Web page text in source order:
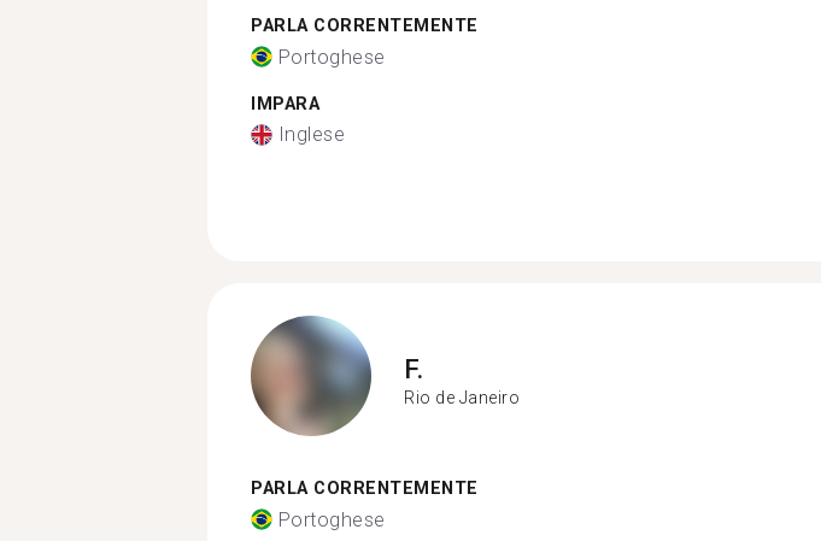
PARLA CORRENTEMENTE
Portoghese
IMPARA
Inglese
F.
Rio de Janeiro
PARLA CORRENTEMENTE
Portoghese